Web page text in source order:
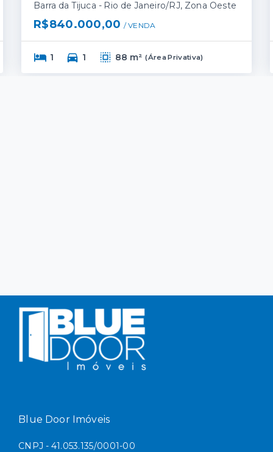
Barra da Tijuca - Rio de Janeiro/RJ, Zona Oeste
R$840.000,00 / VENDA
1 1 88 m² (Área Privativa)
Blue Door Imóveis
CNPJ - 41.053.135/0001-00